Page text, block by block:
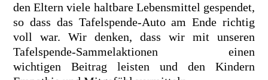
den Eltern viele haltbare Lebensmittel gespendet,
so dass das Tafelspende-Auto am Ende richtig
voll war. Wir denken, dass wir mit unseren
Tafelspende-Sammelaktionen einen
wichtigen Beitrag leisten und den Kindern